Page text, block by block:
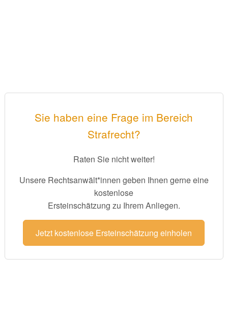
Sie haben eine Frage im Bereich
Strafrecht?
Raten Sie nicht weiter!
Unsere Rechtsanwält*innen geben Ihnen gerne eine
kostenlose
Ersteinschätzung zu Ihrem Anliegen.
Jetzt kostenlose Ersteinschätzung einholen